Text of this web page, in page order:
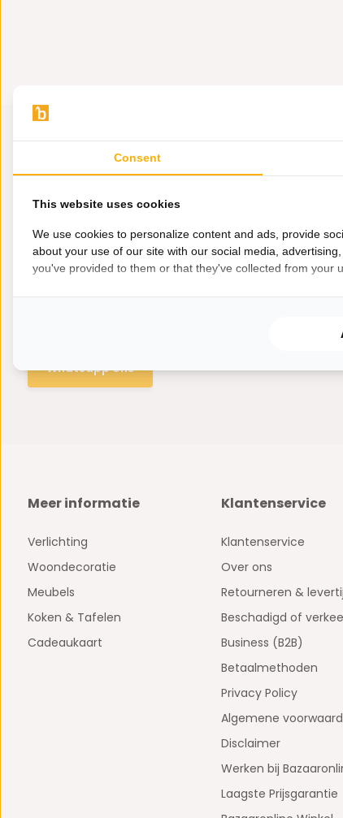
Hulp nodig?
Whatsapp ons
Meer informatie
Verlichting
Woondecoratie
Meubels
Koken & Tafelen
Cadeaukaart
Klantenservice
Klantenservice
Over ons
Retourneren &
Beschadigd of
Business (B2B)
Betaalmethoden
Privacy Policy
Algemene
Disclaimer
Werken bij
Laagste Prijsgarantie
Consent
This website uses cookies
We use cookies to personalize content and ads, provide
about your use of our site with our social media,
you've provided to them or that they've collected from your